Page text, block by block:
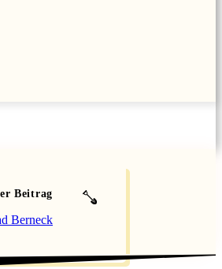
Beitrag
Berneck